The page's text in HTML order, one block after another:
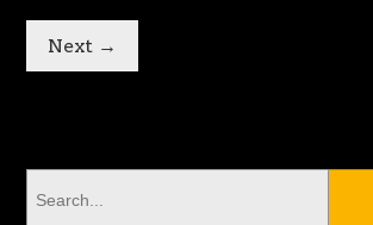
Next →